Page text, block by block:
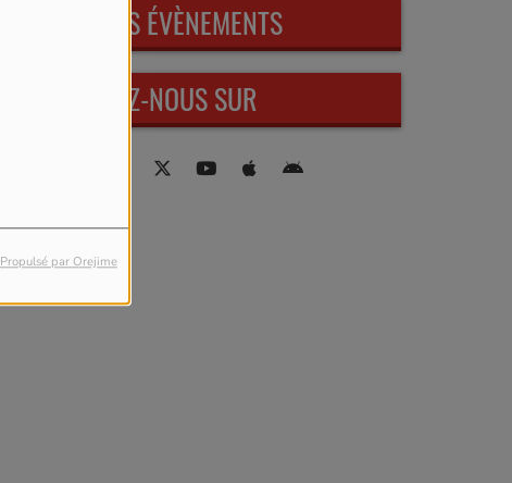
Propulsé par Orejime
PROCHAINS ÉVÈNEMENTS
RETROUVEZ-NOUS SUR